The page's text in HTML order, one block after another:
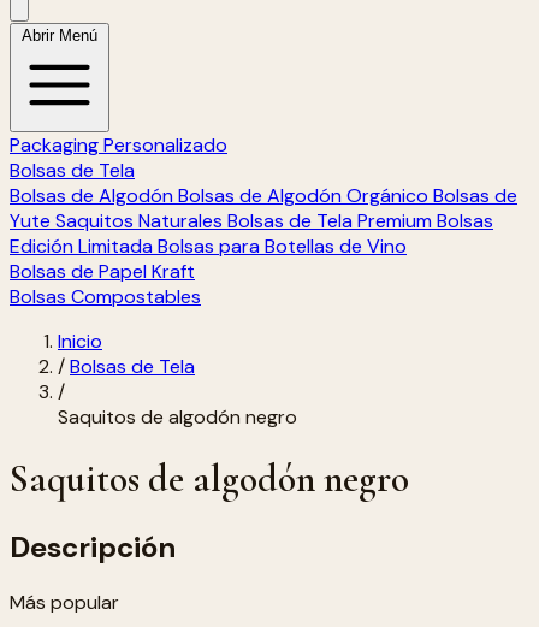
Abrir Menú
Packaging Personalizado
Bolsas de Tela
Bolsas de Algodón Bolsas de Algodón Orgánico Bolsas de
Yute Saquitos Naturales Bolsas de Tela Premium Bolsas
Edición Limitada Bolsas para Botellas de Vino
Bolsas de Papel Kraft
Bolsas Compostables
Inicio
/Bolsas de Tela
/
Saquitos de algodón negro
Saquitos de algodón negro
Descripción
Más popular